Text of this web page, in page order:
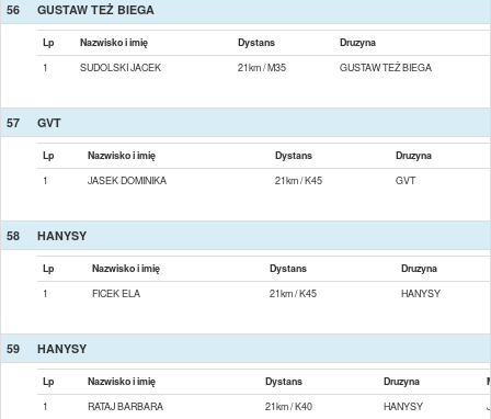
56 GUSTAW TEŻ BIEGA
Lp Nazwisko i imię Dystans
Druzyna
1
SUDOLSKI JACEK 21km / M35 GUSTAW TEŻ BIEGA
57 GVT
Lp Nazwisko i imię Dystans
Druzyna
1
JASEK DOMINIKA 21km / K45 GVT
58 HANYSY
Lp Nazwisko i imię Dystans
Druzyna
1
FICEK ELA 21km / K45 HANYSY
59 HANYSY
Lp Nazwisko i imię Dystans Druzyna
1
RATAJ BARBARA 21km / K40 HANYSY